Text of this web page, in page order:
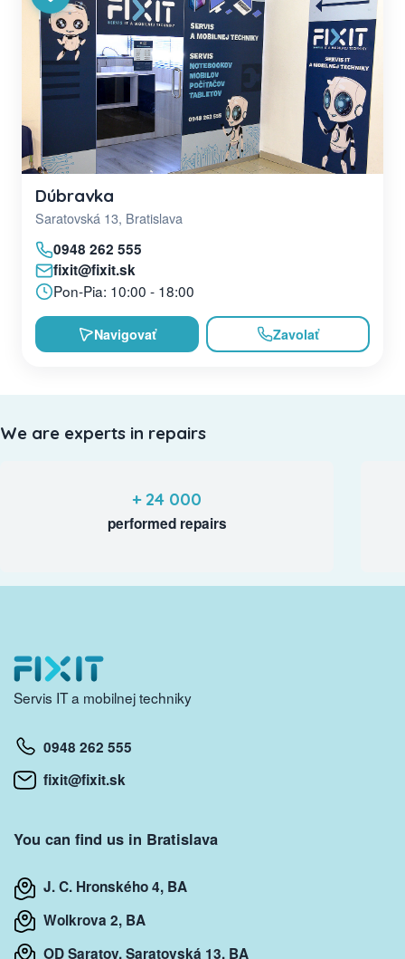
Dúbravka
Saratovská 13, Bratislava
0948 262 555
fixit@fixit.sk
Pon-Pia: 10:00 - 18:00
Navigovať Zavolať
We are experts in repairs
+ 24 000
performed repairs
Servis IT a mobilnej techniky
0948 262 555
fixit@fixit.sk
You can find us in Bratislava
J. C. Hronského 4, BA
Wolkrova 2, BA
OD Saratov, Saratovská 13, BA